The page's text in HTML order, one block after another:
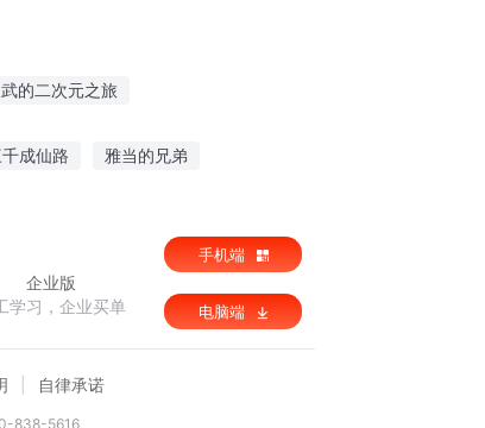
的二次元之旅
成仙路 雅当的兄弟
企业版
学习，企业买单
手机端
电脑端
自律承诺
838-5616